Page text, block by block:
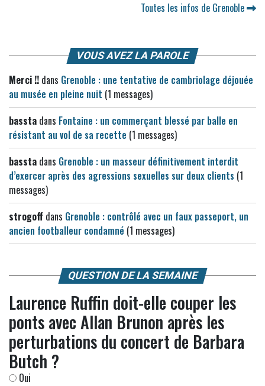
Toutes les infos de Grenoble
VOUS AVEZ LA PAROLE
Merci !! dans Grenoble : une tentative de cambriolage déjouée
au musée en pleine nuit (1 messages)
bassta dans Fontaine : un commerçant blessé par balle en
résistant au vol de sa recette (1 messages)
bassta dans Grenoble : un masseur définitivement interdit
d’exercer après des agressions sexuelles sur deux clients (1
messages)
strogoff dans Grenoble : contrôlé avec un faux passeport, un
ancien footballeur condamné (1 messages)
QUESTION DE LA SEMAINE
Laurence Ruffin doit-elle couper les
ponts avec Allan Brunon après les
perturbations du concert de Barbara
Butch ?
Oui